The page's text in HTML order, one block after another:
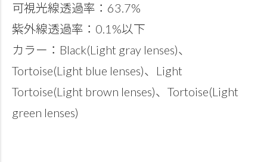
可視光線透過率：63.7%
紫外線透過率：0.1%以下
カラー：Black(Light gray lenses)、
Tortoise(Light blue lenses)、Light
Tortoise(Light brown lenses)、Tortoise(Light
green lenses)